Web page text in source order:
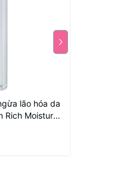
lão hóa da
Rich Moisture